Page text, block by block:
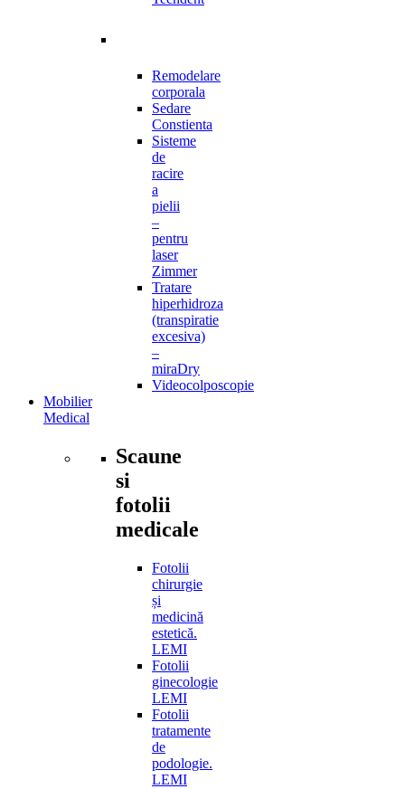
Remodelare
corporala
Sedare
Constienta
Sisteme
de
racire
a
pielii
–
pentru
laser
Zimmer
Tratare
hiperhidroza
(transpiratie
excesiva)
–
miraDry
Videocolposcopie
Mobilier
Medical
Scaune
si
fotolii
medicale
Fotolii
chirurgie
și
medicină
estetică.
LEMI
Fotolii
ginecologie
LEMI
Fotolii
tratamente
de
podologie.
LEMI